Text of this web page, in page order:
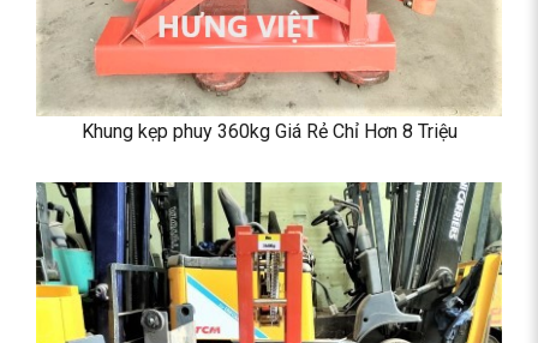
Khung kẹp phuy 360kg Giá Rẻ Chỉ Hơn 8 Triệu